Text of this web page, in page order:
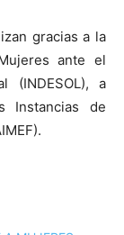
gracias a la
ante el
(INDESOL), a
Instancias de